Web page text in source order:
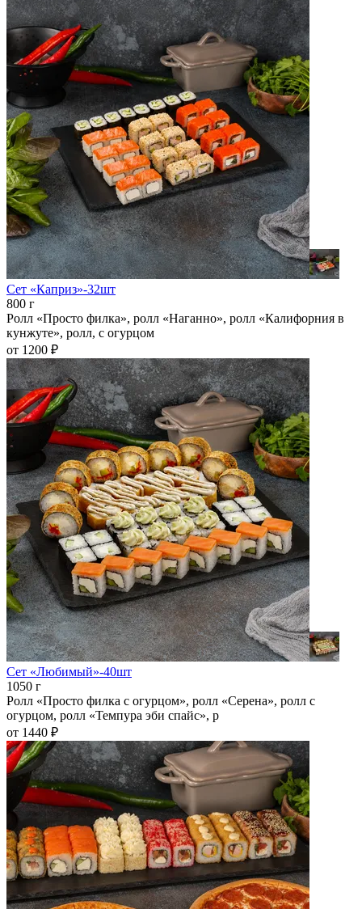
Сет «Каприз»-32шт
800 г
Ролл «Просто филка», ролл «Наганно», ролл «Калифорния в
кунжуте», ролл, с огурцом
от 1200 ₽
Сет «Любимый»-40шт
1050 г
Ролл «Просто филка с огурцом», ролл «Серена», ролл с
огурцом, ролл «Темпура эби спайс», р
от 1440 ₽